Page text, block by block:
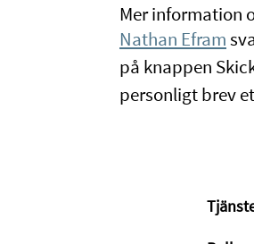
Mer information
Nathan Efram
på knappen
personligt brev